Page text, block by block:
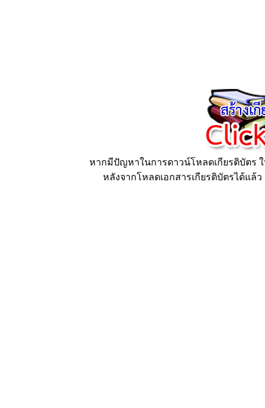
หากมีปัญหาในการดาวน์โหลดเกียรติบัตร
หลังจากโหลดเอกสารเกียรติบัตรได้แล้